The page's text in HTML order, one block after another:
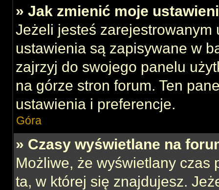
» Jak zmienić moje
Jeżeli jesteś zarejestrowanym
ustawienia są zapisywane w
zajrzyj do swojego panelu
na górze stron forum. Ten
ustawienia i preferencje.
Góra
» Czasy wyświetlane na
Możliwe, że wyświetlany czas
ta, w której się znajdujesz.